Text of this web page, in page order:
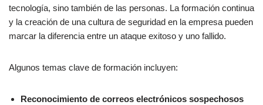
tecnología, sino también de las personas. La formación continua
y la creación de una cultura de seguridad en la empresa pueden
marcar la diferencia entre un ataque exitoso y uno fallido.
Algunos temas clave de formación incluyen:
Reconocimiento de correos electrónicos sospechosos